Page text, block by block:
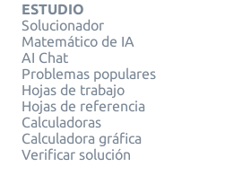
ESTUDIO
Solucionador
Matemático de IA
AI Chat
Problemas populares
Hojas de trabajo
Hojas de referencia
Calculadoras
Calculadora gráfica
Verificar solución